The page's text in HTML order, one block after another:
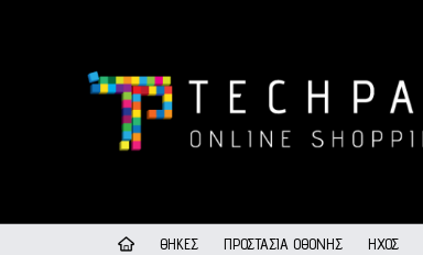
ΘΉΚΕΣ ΠΡΟΣΤΑΣΊΑ ΟΘΌΝΗΣ ΉΧΟΣ